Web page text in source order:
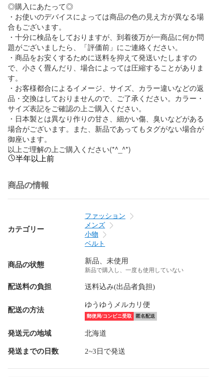
◎購入にあたって◎
・お使いのデバイスによっては商品の色の見え方が異なる場
合もございます。
・十分に検品をしておりますが、到着後万が一商品に何か問
題がございましたら、「評価前」にご連絡ください。
・商品をお安くするために送料を抑えて発送いたしますの
で、小さく畳んだり、場合によっては圧縮することがありま
す。
・お客様都合によるイメージ、サイズ、カラー違いなどの返
品・交換はしておりませんので、ご了承ください。カラー・
サイズ表記をご確認の上ご購入ください。
・日本製とは異なり作りの甘さ、細かい傷、臭いなどがある
場合がございます。また、新品であってもタグがない場合が
御座います。
以上ご理解の上ご購入ください(*^_^*)
半年以上前
商品の情報
カテゴリー
ファッション
メンズ
小物
ベルト
商品の状態 新品、未使用
新品で購入し、一度も使用していない
配送料の負担 送料込み(出品者負担)
配送の方法
ゆうゆうメルカリ便
郵便局/コンビニ受取 匿名配送
発送元の地域 北海道
発送までの日数 2~3日で発送